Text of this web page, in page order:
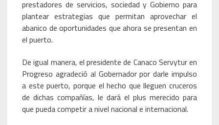
prestadores de servicios, sociedad y Gobierno para
plantear estrategias que permitan aprovechar el
abanico de oportunidades que ahora se presentan en
el puerto.
De igual manera, el presidente de Canaco Servytur en
Progreso agradeció al Gobernador por darle impulso
a este puerto, porque el hecho que lleguen cruceros
de dichas compañías, le dará el plus merecido para
que pueda competir a nivel nacional e internacional.